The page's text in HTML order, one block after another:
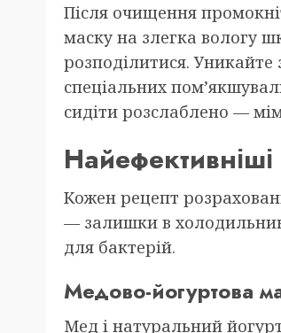
Після очищення
маску на злегка вологу
розподілитися.
спеціальних
сидіти розслаблено —
Кожен рецепт
— залишки в
для бактерій.
Медово-йогуртова
Мед і натуральний